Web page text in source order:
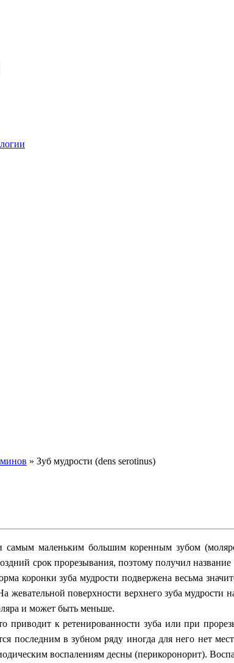
» Зуб мудрости (dens serotinus)
самым маленьким большим коренным зубом
срок прорезывания, поэтому получил
коронки зуба мудрости подвержена весьма
жевательной поверхности верхнего зуба
и может быть меньше.
приводит к ретенированности зуба или при
последним в зубном ряду иногда для него нет
воспалениям десны (перикоронорит).